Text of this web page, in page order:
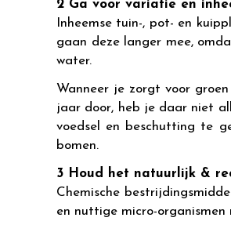
2 Ga voor variatie en
Inheemse tuin-, pot- en
gaan deze langer mee,
water.
Wanneer je zorgt voor
jaar door, heb je daar niet
voedsel en beschutting te
bomen.
3 Houd het natuurlijk &
Chemische
en nuttige micro-